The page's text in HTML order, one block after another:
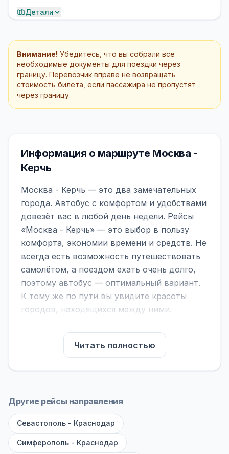
Детали
Внимание! Убедитесь, что вы собрали все
необходимые документы для поездки через
границу. Перевозчик вправе не возвращать
стоимость билета, если пассажира не пропустят
через границу.
Информация о маршруте Москва -
Керчь
Москва - Керчь — это два замечательных
города. Автобус с комфортом и удобствами
довезёт вас в любой день недели. Рейсы
«Москва - Керчь» — это выбор в пользу
комфорта, экономии времени и средств. Не
всегда есть возможность путешествовать
самолётом, а поездом ехать очень долго,
поэтому автобус — оптимальный вариант.
К тому же по пути вы увидите красоты
городов, находящихся между ними.
На нашем сайте вы можете найти
расписание автобусов Москва - Керчь,
сравнить рейсы и выбрать подходящий.
Если важна скорость — обратите внимание
комфорт — выбирайте большие автобусы
дорога ощущается меньше.
По маршруту предусмотрены остановки:
Читать полностью
Другие рейсы направления
Севастополь - Краснодар
Симферополь - Краснодар